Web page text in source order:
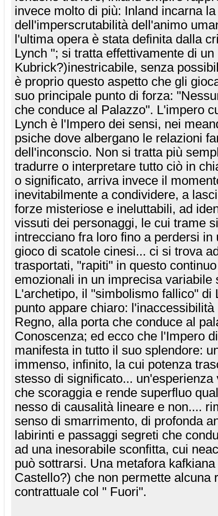
invece molto di più: Inland incarna
dell'imperscrutabilità dell'animo
l'ultima opera è stata definita dalla
Lynch "; si tratta effettivamente di un
Kubrick?)inestricabile, senza
è proprio questo aspetto che gli
suo principale punto di forza:
che conduce al Palazzo". L'impero
Lynch è l'Impero dei sensi, nei
psiche dove albergano le relazioni
dell'inconscio. Non si tratta più
tradurre o interpretare tutto ciò in
o significato, arriva invece il
inevitabilmente a condividere, a
forze misteriose e ineluttabili, ad
vissuti dei personaggi, le cui trame
intrecciano fra loro fino a perdersi in
gioco di scatole cinesi... ci si trova
trasportati, "rapiti" in questo
emozionali in un imprecisa variabile
L'archetipo, il "simbolismo fallico" di
punto appare chiaro:
Regno, alla porta che conduce al
Conoscenza; ed ecco che l'Impero
manifesta in tutto il suo splendore:
immenso, infinito, la cui potenza
stesso di significato...
che scoraggia e rende superfluo
nesso di causalità lineare e non....
senso di smarrimento, di profonda
labirinti e passaggi segreti che
ad una inesorabile sconfitta, cui
può sottrarsi. Una metafora
Castello?) che non permette alcuna
contrattuale col " Fuori".